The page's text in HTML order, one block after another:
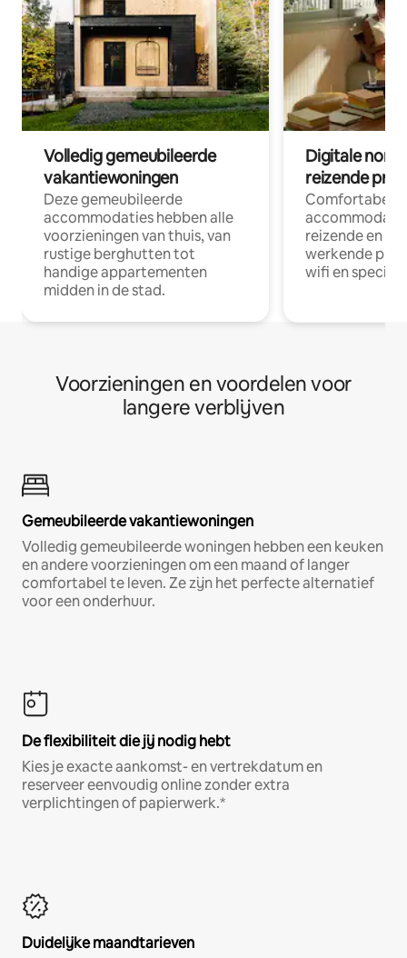
Volledig gemeubileerde
vakantiewoningen
Deze gemeubileerde
accommodaties hebben alle
voorzieningen van thuis, van
rustige berghutten tot
handige appartementen
midden in de stad.
Digitale
reizende
Comfortabele
reizende en
werkende
wifi en
Voorzieningen en voordelen voor
langere verblijven
Gemeubileerde vakantiewoningen
Volledig gemeubileerde woningen hebben een keuken
en andere voorzieningen om een maand of langer
comfortabel te leven. Ze zijn het perfecte alternatief
voor een onderhuur.
De flexibiliteit die jij nodig hebt
Kies je exacte aankomst- en vertrekdatum en
reserveer eenvoudig online zonder extra
verplichtingen of papierwerk.*
Duidelijke maandtarieven